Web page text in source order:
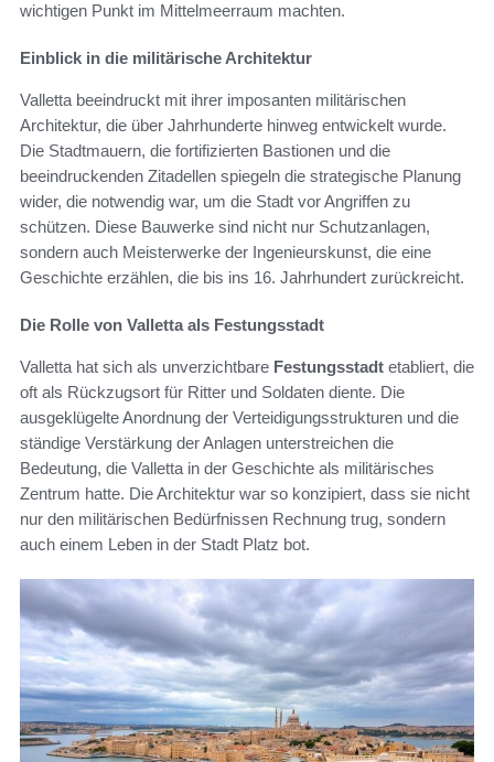
wichtigen Punkt im Mittelmeerraum machten.
Einblick in die militärische Architektur
Valletta beeindruckt mit ihrer imposanten militärischen
Architektur, die über Jahrhunderte hinweg entwickelt wurde.
Die Stadtmauern, die fortifizierten Bastionen und die
beeindruckenden Zitadellen spiegeln die strategische Planung
wider, die notwendig war, um die Stadt vor Angriffen zu
schützen. Diese Bauwerke sind nicht nur Schutzanlagen,
sondern auch Meisterwerke der Ingenieurskunst, die eine
Geschichte erzählen, die bis ins 16. Jahrhundert zurückreicht.
Die Rolle von Valletta als Festungsstadt
Valletta hat sich als unverzichtbare Festungsstadt etabliert, die
oft als Rückzugsort für Ritter und Soldaten diente. Die
ausgeklügelte Anordnung der Verteidigungsstrukturen und die
ständige Verstärkung der Anlagen unterstreichen die
Bedeutung, die Valletta in der Geschichte als militärisches
Zentrum hatte. Die Architektur war so konzipiert, dass sie nicht
nur den militärischen Bedürfnissen Rechnung trug, sondern
auch einem Leben in der Stadt Platz bot.